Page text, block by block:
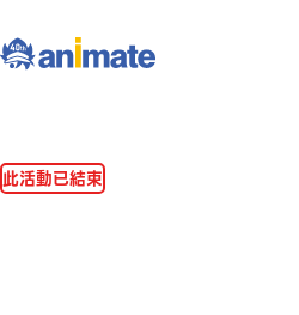
此活動已結束